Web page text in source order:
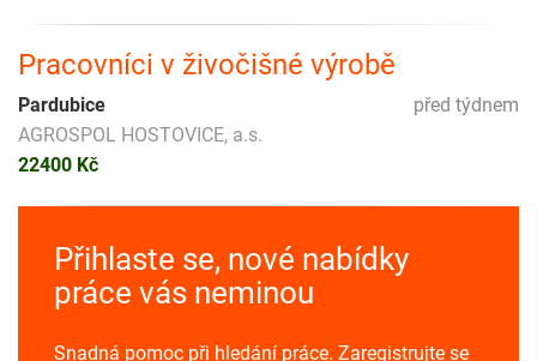
Pracovníci v živočišné výrobě
před týdnem
Pardubice
AGROSPOL HOSTOVICE, a.s.
22400 Kč
Přihlaste se, nové nabídky
práce vás neminou
Snadná pomoc při hledání práce. Zaregistrujte se